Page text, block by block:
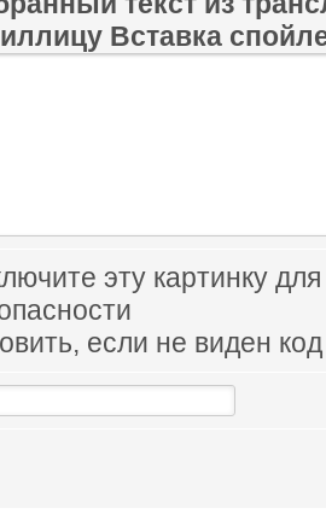
Вставка
если не виден код